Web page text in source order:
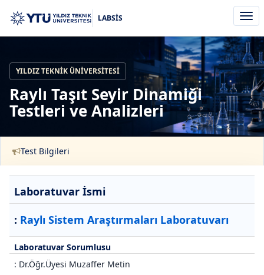
aç/
LABSİS
YILDIZ TEKNIK ÜNIVERSITESI
Raylı Taşıt Seyir Dinamiği
Testleri ve Analizleri
Test Bilgileri
Laboratuvar İsmi
: Raylı Sistem Araştırmaları Laboratuvarı
Laboratuvar Sorumlusu
: Dr.Öğr.Üyesi Muzaffer Metin